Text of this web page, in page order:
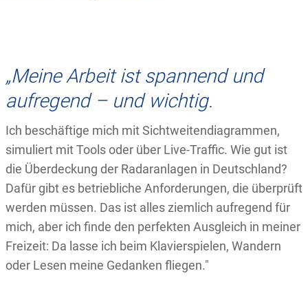
„Meine Arbeit ist spannend und
aufregend – und wichtig.
Ich beschäftige mich mit Sichtweitendiagrammen,
simuliert mit Tools oder über Live-Traffic. Wie gut ist
die Überdeckung der Radaranlagen in Deutschland?
Dafür gibt es betriebliche Anforderungen, die überprüft
werden müssen. Das ist alles ziemlich aufregend für
mich, aber ich finde den perfekten Ausgleich in meiner
Freizeit: Da lasse ich beim Klavierspielen, Wandern
oder Lesen meine Gedanken fliegen."